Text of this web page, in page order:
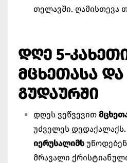
თელავში. ღამისთევა
ᲓᲦᲔ 5-
ᲛᲪᲮᲔᲗᲐᲡᲐ ᲓᲐ
ᲒᲣᲓᲐᲣᲠᲨᲘ
დღეს ვეწვევით
უძველეს დედაქალაქს.
იერუსალიმს
მრავალი